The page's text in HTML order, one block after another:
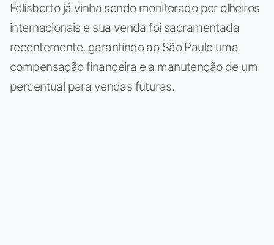
Felisberto já vinha sendo monitorado por olheiros
internacionais e sua venda foi sacramentada
recentemente, garantindo ao São Paulo uma
compensação financeira e a manutenção de um
percentual para vendas futuras.